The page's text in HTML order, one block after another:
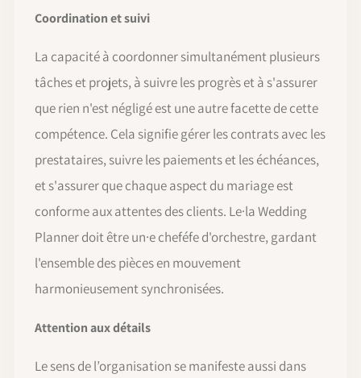
Coordination et suivi
La capacité à coordonner simultanément plusieurs
tâches et projets, à suivre les progrès et à s'assurer
que rien n'est négligé est une autre facette de cette
compétence. Cela signifie gérer les contrats avec les
prestataires, suivre les paiements et les échéances,
et s'assurer que chaque aspect du mariage est
conforme aux attentes des clients. Le·la Wedding
Planner doit être un·e cheféfe d'orchestre, gardant
l'ensemble des pièces en mouvement
harmonieusement synchronisées.
Attention aux détails
Le sens de l’organisation se manifeste aussi dans